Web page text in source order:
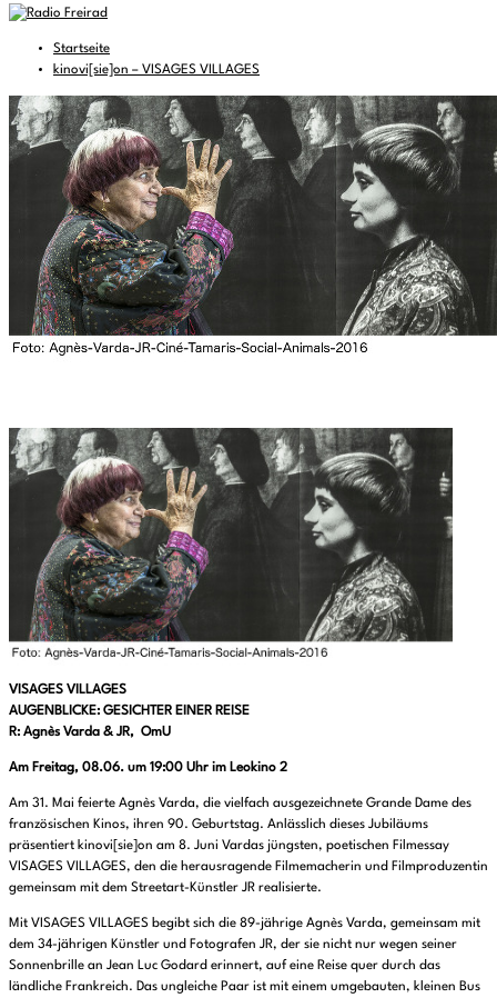
Startseite
kinovi[sie]on – VISAGES VILLAGES
VISAGES VILLAGES
AUGENBLICKE: GESICHTER EINER REISE
R: Agnès Varda & JR, OmU
Am Freitag, 08.06. um 19:00 Uhr im Leokino 2
Am 31. Mai feierte Agnès Varda, die vielfach ausgezeichnete Grande Dame des
französischen Kinos, ihren 90. Geburtstag. Anlässlich dieses Jubiläums
präsentiert kinovi[sie]on am 8. Juni Vardas jüngsten, poetischen Filmessay
VISAGES VILLAGES, den die herausragende Filmemacherin und Filmproduzentin
gemeinsam mit dem Streetart-Künstler JR realisierte.
Mit VISAGES VILLAGES begibt sich die 89-jährige Agnès Varda, gemeinsam mit
dem 34-jährigen Künstler und Fotografen JR, der sie nicht nur wegen seiner
Sonnenbrille an Jean Luc Godard erinnert, auf eine Reise quer durch das
ländliche Frankreich. Das ungleiche Paar ist mit einem umgebauten, kleinen Bus